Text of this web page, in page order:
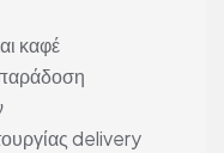
καφέ
delivery